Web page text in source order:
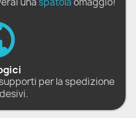
per la spedizione